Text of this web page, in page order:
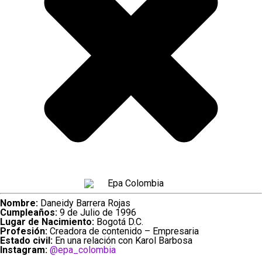
Nombre: Daneidy Barrera Rojas
Cumpleaños: 9 de Julio de 1996
Lugar de Nacimiento: Bogotá D.C.
Profesión: Creadora de contenido – Empresaria
Estado civil: En una relación con Karol Barbosa
Instagram: @epa_colombia